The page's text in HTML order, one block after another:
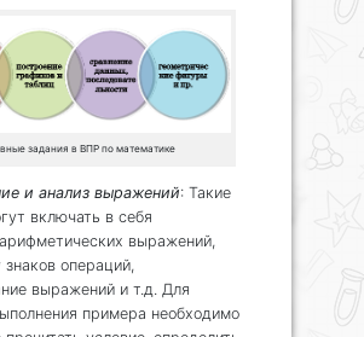
задания в ВПР по математике
и анализ выражений: Такие
включать в себя
выражений,
знаков операций,
выражений и т.д. Для
примера необходимо